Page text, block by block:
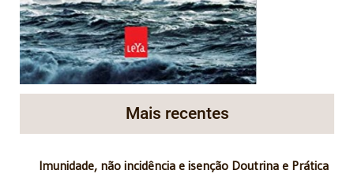
Mais recentes
Imunidade, não incidência e isenção Doutrina e Prática